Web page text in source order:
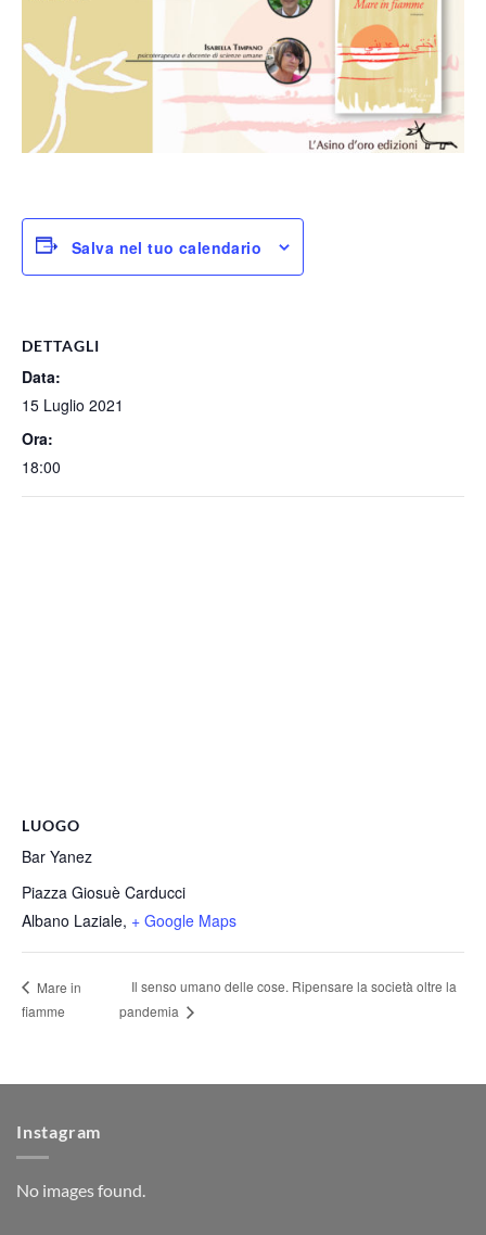
Salva nel tuo calendario
DETTAGLI
Data:
15 Luglio 2021
Ora:
18:00
LUOGO
Bar Yanez
Piazza Giosuè Carducci
Albano Laziale, + Google Maps
Mare in
fiamme
Il senso umano delle cose. Ripensare la società oltre la
pandemia
Instagram
No images found.